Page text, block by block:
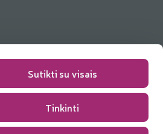
Sutikti su visais
Tinkinti
0,00 €